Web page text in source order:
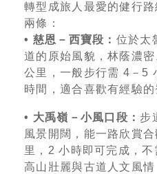
轉型成旅人最愛的健行
兩條：
• 慈恩－西寶段： 位於太
道的原始風貌，林蔭濃
公里，一般步行需 4－5
時間，適合喜歡有經驗的
• 大禹嶺－小風口段： 步
風景開闊，能一路欣賞
里，2 小時即可完成，
高山壯麗與古道人文風